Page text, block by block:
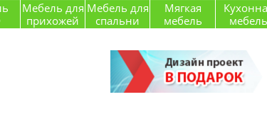
Мебель для
прихожей
Мебель для
спальни
Мягкая
мебель
мебель